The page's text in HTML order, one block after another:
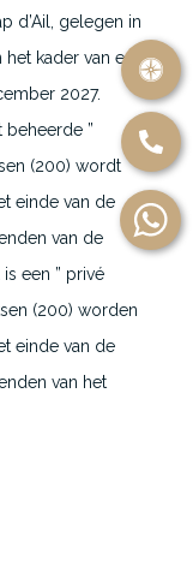
d’Ail, gelegen in
kader van een
2027.
beheerde ”
(200) wordt
einde van de
van de
een ” privé
(200) worden
einde van de
van het